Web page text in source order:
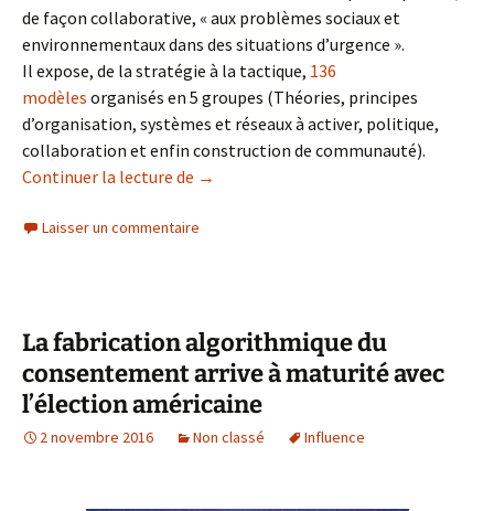
de façon collaborative, « aux problèmes sociaux et
environnementaux dans des situations d’urgence ».
Il expose, de la stratégie à la tactique, 136
modèles organisés en 5 groupes (Théories, principes
d’organisation, systèmes et réseaux à activer, politique,
collaboration et enfin construction de communauté).
Continuer la lecture de Mouvement Anti-Trump: une
→
Laisser un commentaire
La fabrication algorithmique du
consentement arrive à maturité avec
l’élection américaine
2 novembre 2016 Non classé Influence